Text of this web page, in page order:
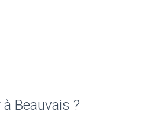
Beauvais ?